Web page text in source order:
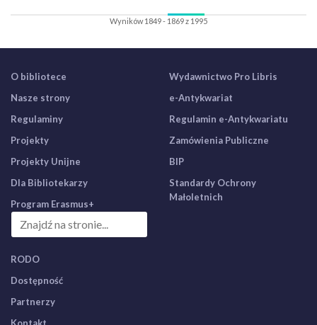
Wyników 1849 - 1869 z 1995
O bibliotece
Nasze strony
Regulaminy
Projekty
Projekty Unijne
Dla Bibliotekarzy
Program Erasmus+
Wydawnictwo Pro Libris
e-Antykwariat
Regulamin e-Antykwariatu
Zamówienia Publiczne
BIP
Standardy Ochrony
Małoletnich
RODO
Dostępność
Partnerzy